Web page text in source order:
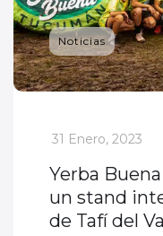
Noticias
_
31 Enero, 2023
Yerba
un stand
de Tafí del